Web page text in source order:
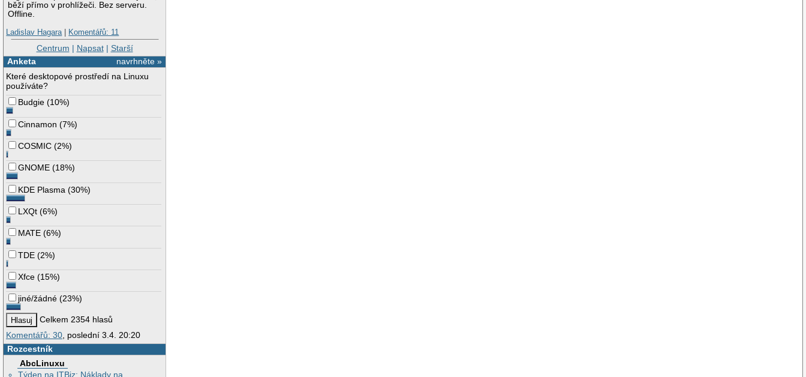
běží přímo v prohlížeči. Bez serveru.
Offline.
Ladislav Hagara| Komentářů: 11
Centrum | Napsat| Starší
navrhněte »
Anketa
Které desktopové prostředí na Linuxu
používáte?
Budgie (10%)
Cinnamon (7%)
COSMIC (2%)
GNOME (18%)
KDE Plasma (30%)
LXQt (6%)
MATE (6%)
TDE (2%)
Xfce (15%)
jiné/žádné (23%)
Celkem 2354 hlasů
Komentářů: 30 , poslední 3.4. 20:20
Rozcestník
AbcLinuxu
Týden na ITBiz: Náklady na